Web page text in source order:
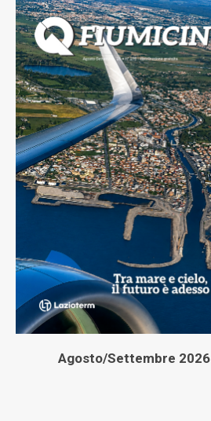
Agosto/Settembre 2026